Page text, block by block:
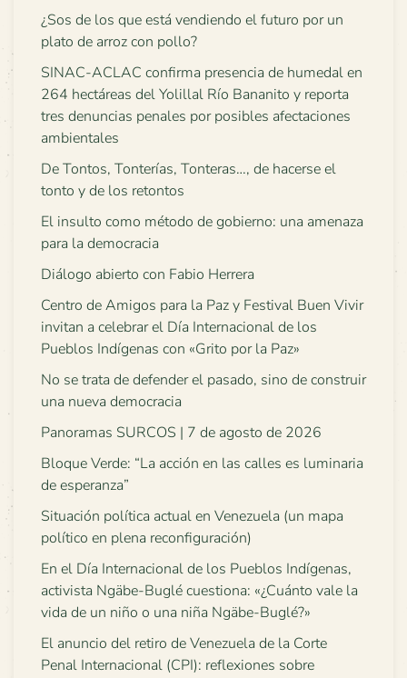
¿Sos de los que está vendiendo el futuro por un
plato de arroz con pollo?
SINAC-ACLAC confirma presencia de humedal en
264 hectáreas del Yolillal Río Bananito y reporta
tres denuncias penales por posibles afectaciones
ambientales
De Tontos, Tonterías, Tonteras…, de hacerse el
tonto y de los retontos
El insulto como método de gobierno: una amenaza
para la democracia
Diálogo abierto con Fabio Herrera
Centro de Amigos para la Paz y Festival Buen Vivir
invitan a celebrar el Día Internacional de los
Pueblos Indígenas con «Grito por la Paz»
No se trata de defender el pasado, sino de construir
una nueva democracia
Panoramas SURCOS | 7 de agosto de 2026
Bloque Verde: “La acción en las calles es luminaria
de esperanza”
Situación política actual en Venezuela (un mapa
político en plena reconfiguración)
En el Día Internacional de los Pueblos Indígenas,
activista Ngäbe-Buglé cuestiona: «¿Cuánto vale la
vida de un niño o una niña Ngäbe-Buglé?»
El anuncio del retiro de Venezuela de la Corte
Penal Internacional (CPI): reflexiones sobre